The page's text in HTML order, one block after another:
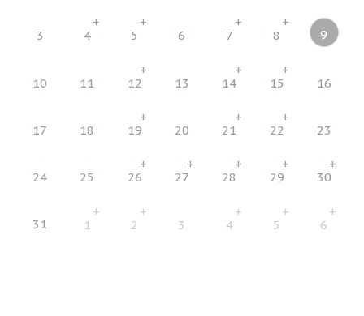
3 4
+
5
+
6 7
+
8
+
9
10 11 12
+
13 14
+
15
+
16
17 18 19
+
20 21
+
22
+
23
24 25 26
+
27
+
28
+
29
+
30
+
31 1
+
2
+
3 4
+
5
+
6
+